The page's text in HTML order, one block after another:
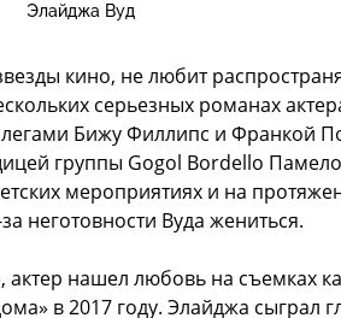
Элайджа Вуд
кино, не любит
серьезных романах
Бижу Филлипс и Франкой
группы Gogol Bordello
мероприятиях и на
неготовности Вуда жениться.
актер нашел любовь на съемках
в 2017 году. Элайджа сыграл